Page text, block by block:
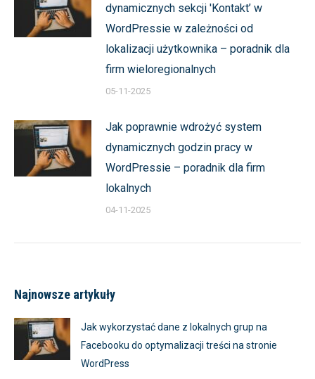
dynamicznych sekcji 'Kontakt’ w
WordPressie w zależności od
lokalizacji użytkownika – poradnik dla
firm wieloregionalnych
05-11-2025
Jak poprawnie wdrożyć system
dynamicznych godzin pracy w
WordPressie – poradnik dla firm
lokalnych
04-11-2025
Najnowsze artykuły
Jak wykorzystać dane z lokalnych grup na
Facebooku do optymalizacji treści na stronie
WordPress